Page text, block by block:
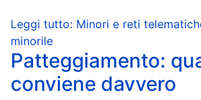
Leggi tutto: Minori e reti
minorile
Patteggiamento:
conviene davvero